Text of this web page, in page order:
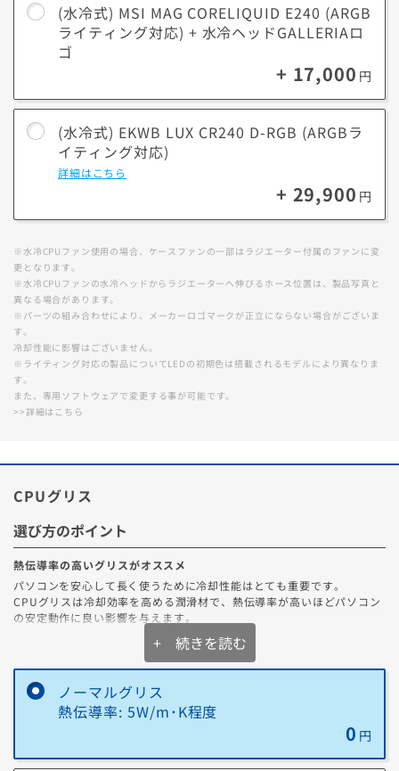
ドスパラ
分割手数料が36回まで無料！
1 / 17
(水冷式) MSI MAG CORELIQUID E240 (ARGB
ライティング対応) + 水冷ヘッドGALLERIAロ
ゴ
+ 17,000 円
(水冷式) EKWB LUX CR240 D-RGB (ARGBラ
イティング対応)
詳細はこちら
+ 29,900 円
※水冷CPUファン使用の場合、ケースファンの一部はラジエーター付属のファンに変
更となります。
※水冷CPUファンの水冷ヘッドからラジエーターへ伸びるホース位置は、製品写真と
異なる場合があります。
※パーツの組み合わせにより、メーカーロゴマークが正立にならない場合がございま
す。
冷却性能に影響はございません。
※ライティング対応の製品についてLEDの初期色は搭載されるモデルにより異なりま
す。
また、専用ソフトウェアで変更する事が可能です。
>>詳細はこちら
CPUグリス
選び方のポイント
熱伝導率の高いグリスがオススメ
パソコンを安心して長く使うために冷却性能はとても重要です。
CPUグリスは冷却効率を高める潤滑材で、熱伝導率が高いほどパソコン
の安定動作に良い影響を与えます。
オススメのCPUグリスはどれ？
ナノダイヤモンドグリス (OC7)」です！
ナノダイヤモンドグリス (OC7)の特徴
・ナノダイヤモンド粒子含有による非常に高い熱伝導性
・高温や湿度の環境下でも劣化しにくい耐久性
+ 続きを読む
ノーマルグリス
熱伝導率: 5W/m･K程度
0 円
ストレージのカスタマイズをされたお客様にご案内
データ紛失、他人事だと思っていませんか？
うっかりミスや故障は誰にでも起こりうるこ
円からデータを守る安心を手に入れられま